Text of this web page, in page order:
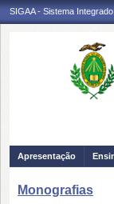
SIGAA - Sistema
Apresentação
Monografias